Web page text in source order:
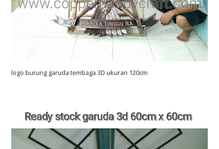
logo burung garuda tembaga 3D ukuran 120cm